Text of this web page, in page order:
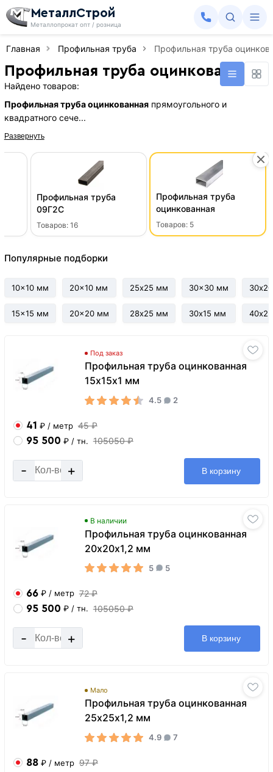
МеталлСтрой
Металлопрокат опт / розница
Главная Профильная труба Профильная труба
Профильная труба оцинкованная
Найдено товаров:
Профильная труба оцинкованнаяпрямоугольного и
квадратного сече...
Развернуть
Профильная труба
09Г2С
Товаров: 16
Профильная труба
оцинкованная
Товаров: 5
Популярные подборки
10x10 мм
15x15 мм
20x10 мм
20x20 мм
25х25 мм
28х25 мм
30x30 мм
30х15 мм
Под заказ
Профильная труба оцинкованная
15х15х1 мм
4.5 2
41 ₽ / метр 45 ₽
95 500 ₽ / тн. 105050 ₽
- + В корзину
В наличии
Профильная труба оцинкованная
20х20х1,2 мм
5 5
66 ₽ / метр 72 ₽
95 500 ₽ / тн. 105050 ₽
- + В корзину
Мало
Профильная труба оцинкованная
25х25х1,2 мм
4.9 7
88 ₽ / метр 97 ₽